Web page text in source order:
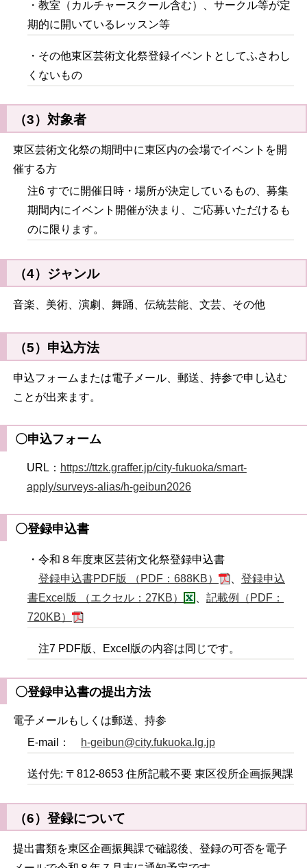
・教室（カルチャースクール含む）、サークル等が定
期的に開いているレッスン等
・その他東区芸術文化祭登録イベントとしてふさわし
くないもの
（3）対象者
東区芸術文化祭の期間中に東区内の会場でイベントを開
催する方
注6 すでに開催日時・場所が決定しているもの、募集
期間内にイベント開催が決まり、ご応募いただけるも
のに限ります。
（4）ジャンル
音楽、美術、演劇、舞踊、伝統芸能、文芸、その他
（5）申込方法
申込フォームまたは電子メール、郵送、持参で申し込む
ことが出来ます。
〇申込フォーム
URL： https://ttzk.graffer.jp/city-fukuoka/smart-
apply/surveys-alias/h-geibun2026
〇登録申込書
・令和８年度東区芸術文化祭登録申込書
登録申込書PDF版 （PDF：688KB）
登録申込
書Excel版 （エクセル：27KB）
記載例（PDF：
720KB）
注7 PDF版、Excel版の内容は同じです。
〇登録申込書の提出方法
電子メールもしくは郵送、持参
E-mail：
h-geibun@city.fukuoka.lg.jp
送付先: 〒812-8653 住所記載不要 東区役所企画振興課
（6）登録について
提出書類を東区企画振興課で確認後、登録の可否を電子